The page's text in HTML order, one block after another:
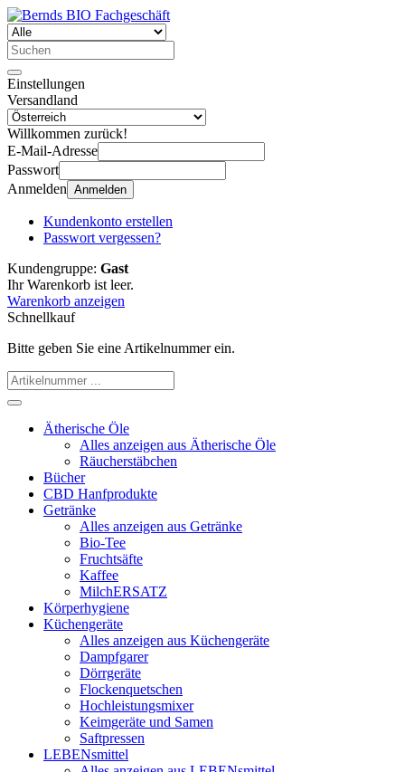
Einstellungen
Versandland
Willkommen zurück!
E-Mail-Adresse
Passwort
Anmelden Anmelden
Kundenkonto erstellen
Passwort vergessen?
Kundengruppe: Gast
Ihr Warenkorb ist leer.
Warenkorb anzeigen
Schnellkauf
Bitte geben Sie eine Artikelnummer ein.
Ätherische Öle
Alles anzeigen aus Ätherische Öle
Räucherstäbchen
Bücher
CBD Hanfprodukte
Getränke
Alles anzeigen aus Getränke
Bio-Tee
Fruchtsäfte
Kaffee
MilchERSATZ
Körperhygiene
Küchengeräte
Alles anzeigen aus Küchengeräte
Dampfgarer
Dörrgeräte
Flockenquetschen
Hochleistungsmixer
Keimgeräte und Samen
Saftpressen
LEBENsmittel